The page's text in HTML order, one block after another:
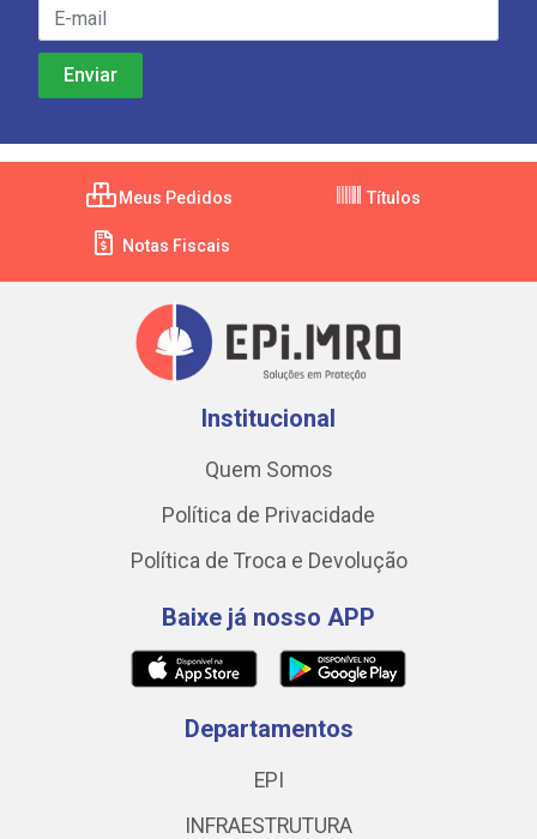
Meus Pedidos Títulos
Notas Fiscais
Institucional
Quem Somos
Política de Privacidade
Política de Troca e Devolução
Baixe já nosso APP
Departamentos
EPI
INFRAESTRUTURA